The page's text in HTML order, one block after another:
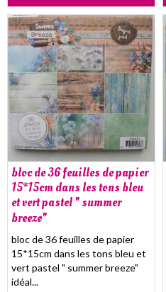
bloc de 36 feuilles de papier
15*15cm dans les tons bleu
et vert pastel " summer
breeze"
bloc de 36 feuilles de papier
15*15cm dans les tons bleu et
vert pastel " summer breeze"
idéal...